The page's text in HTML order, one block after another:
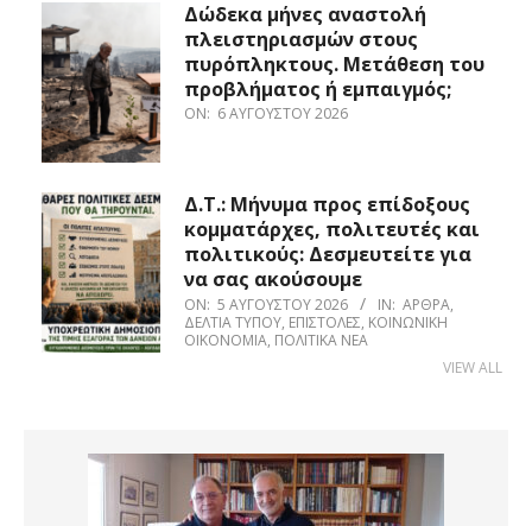
Δώδεκα μήνες αναστολή
πλειστηριασμών στους
πυρόπληκτους. Μετάθεση του
προβλήματος ή εμπαιγμός;
ON: 6 ΑΥΓΟΎΣΤΟΥ 2026
Δ.Τ.: Μήνυμα προς επίδοξους
κομματάρχες, πολιτευτές και
πολιτικούς: Δεσμευτείτε για
να σας ακούσουμε
ON: 5 ΑΥΓΟΎΣΤΟΥ 2026 IN: ΆΡΘΡΑ,
ΔΕΛΤΊΑ ΤΎΠΟΥ, ΕΠΙΣΤΟΛΈΣ, ΚΟΙΝΩΝΙΚΉ
ΟΙΚΟΝΟΜΊΑ, ΠΟΛΙΤΙΚΆ ΝΈΑ
VIEW ALL